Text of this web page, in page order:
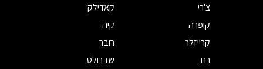
צ'רי
קאדילק
קופרה
קיה
קרייזלר
רובר
רנו
שברולט